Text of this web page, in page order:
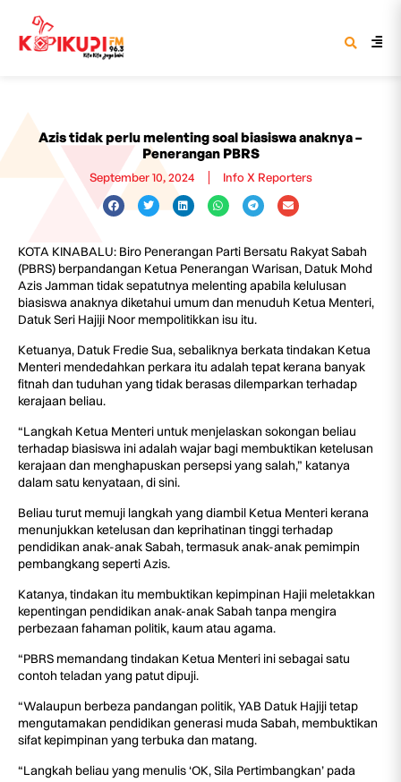
Azis tidak perlu melenting soal biasiswa anaknya –
Penerangan PBRS
September 10, 2024 Info X Reporters
KOTA KINABALU: Biro Penerangan Parti Bersatu Rakyat Sabah
(PBRS) berpandangan Ketua Penerangan Warisan, Datuk Mohd
Azis Jamman tidak sepatutnya melenting apabila kelulusan
biasiswa anaknya diketahui umum dan menuduh Ketua Menteri,
Datuk Seri Hajiji Noor mempolitikkan isu itu.
Ketuanya, Datuk Fredie Sua, sebaliknya berkata tindakan Ketua
Menteri mendedahkan perkara itu adalah tepat kerana banyak
fitnah dan tuduhan yang tidak berasas dilemparkan terhadap
kerajaan beliau.
“Langkah Ketua Menteri untuk menjelaskan sokongan beliau
terhadap biasiswa ini adalah wajar bagi membuktikan ketelusan
kerajaan dan menghapuskan persepsi yang salah,” katanya
dalam satu kenyataan, di sini.
Beliau turut memuji langkah yang diambil Ketua Menteri kerana
menunjukkan ketelusan dan keprihatinan tinggi terhadap
pendidikan anak-anak Sabah, termasuk anak-anak pemimpin
pembangkang seperti Azis.
Katanya, tindakan itu membuktikan kepimpinan Hajii meletakkan
kepentingan pendidikan anak-anak Sabah tanpa mengira
perbezaan fahaman politik, kaum atau agama.
“PBRS memandang tindakan Ketua Menteri ini sebagai satu
contoh teladan yang patut dipuji.
“Walaupun berbeza pandangan politik, YAB Datuk Hajiji tetap
mengutamakan pendidikan generasi muda Sabah, membuktikan
sifat kepimpinan yang terbuka dan matang.
“Langkah beliau yang menulis ‘OK, Sila Pertimbangkan’ pada